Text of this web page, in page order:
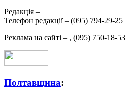
Редакція –
Телефон редакції – (095) 794-29-25
Реклама на сайті – , (095) 750-18-53
Полтавщина: